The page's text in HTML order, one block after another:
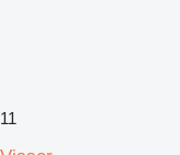
11